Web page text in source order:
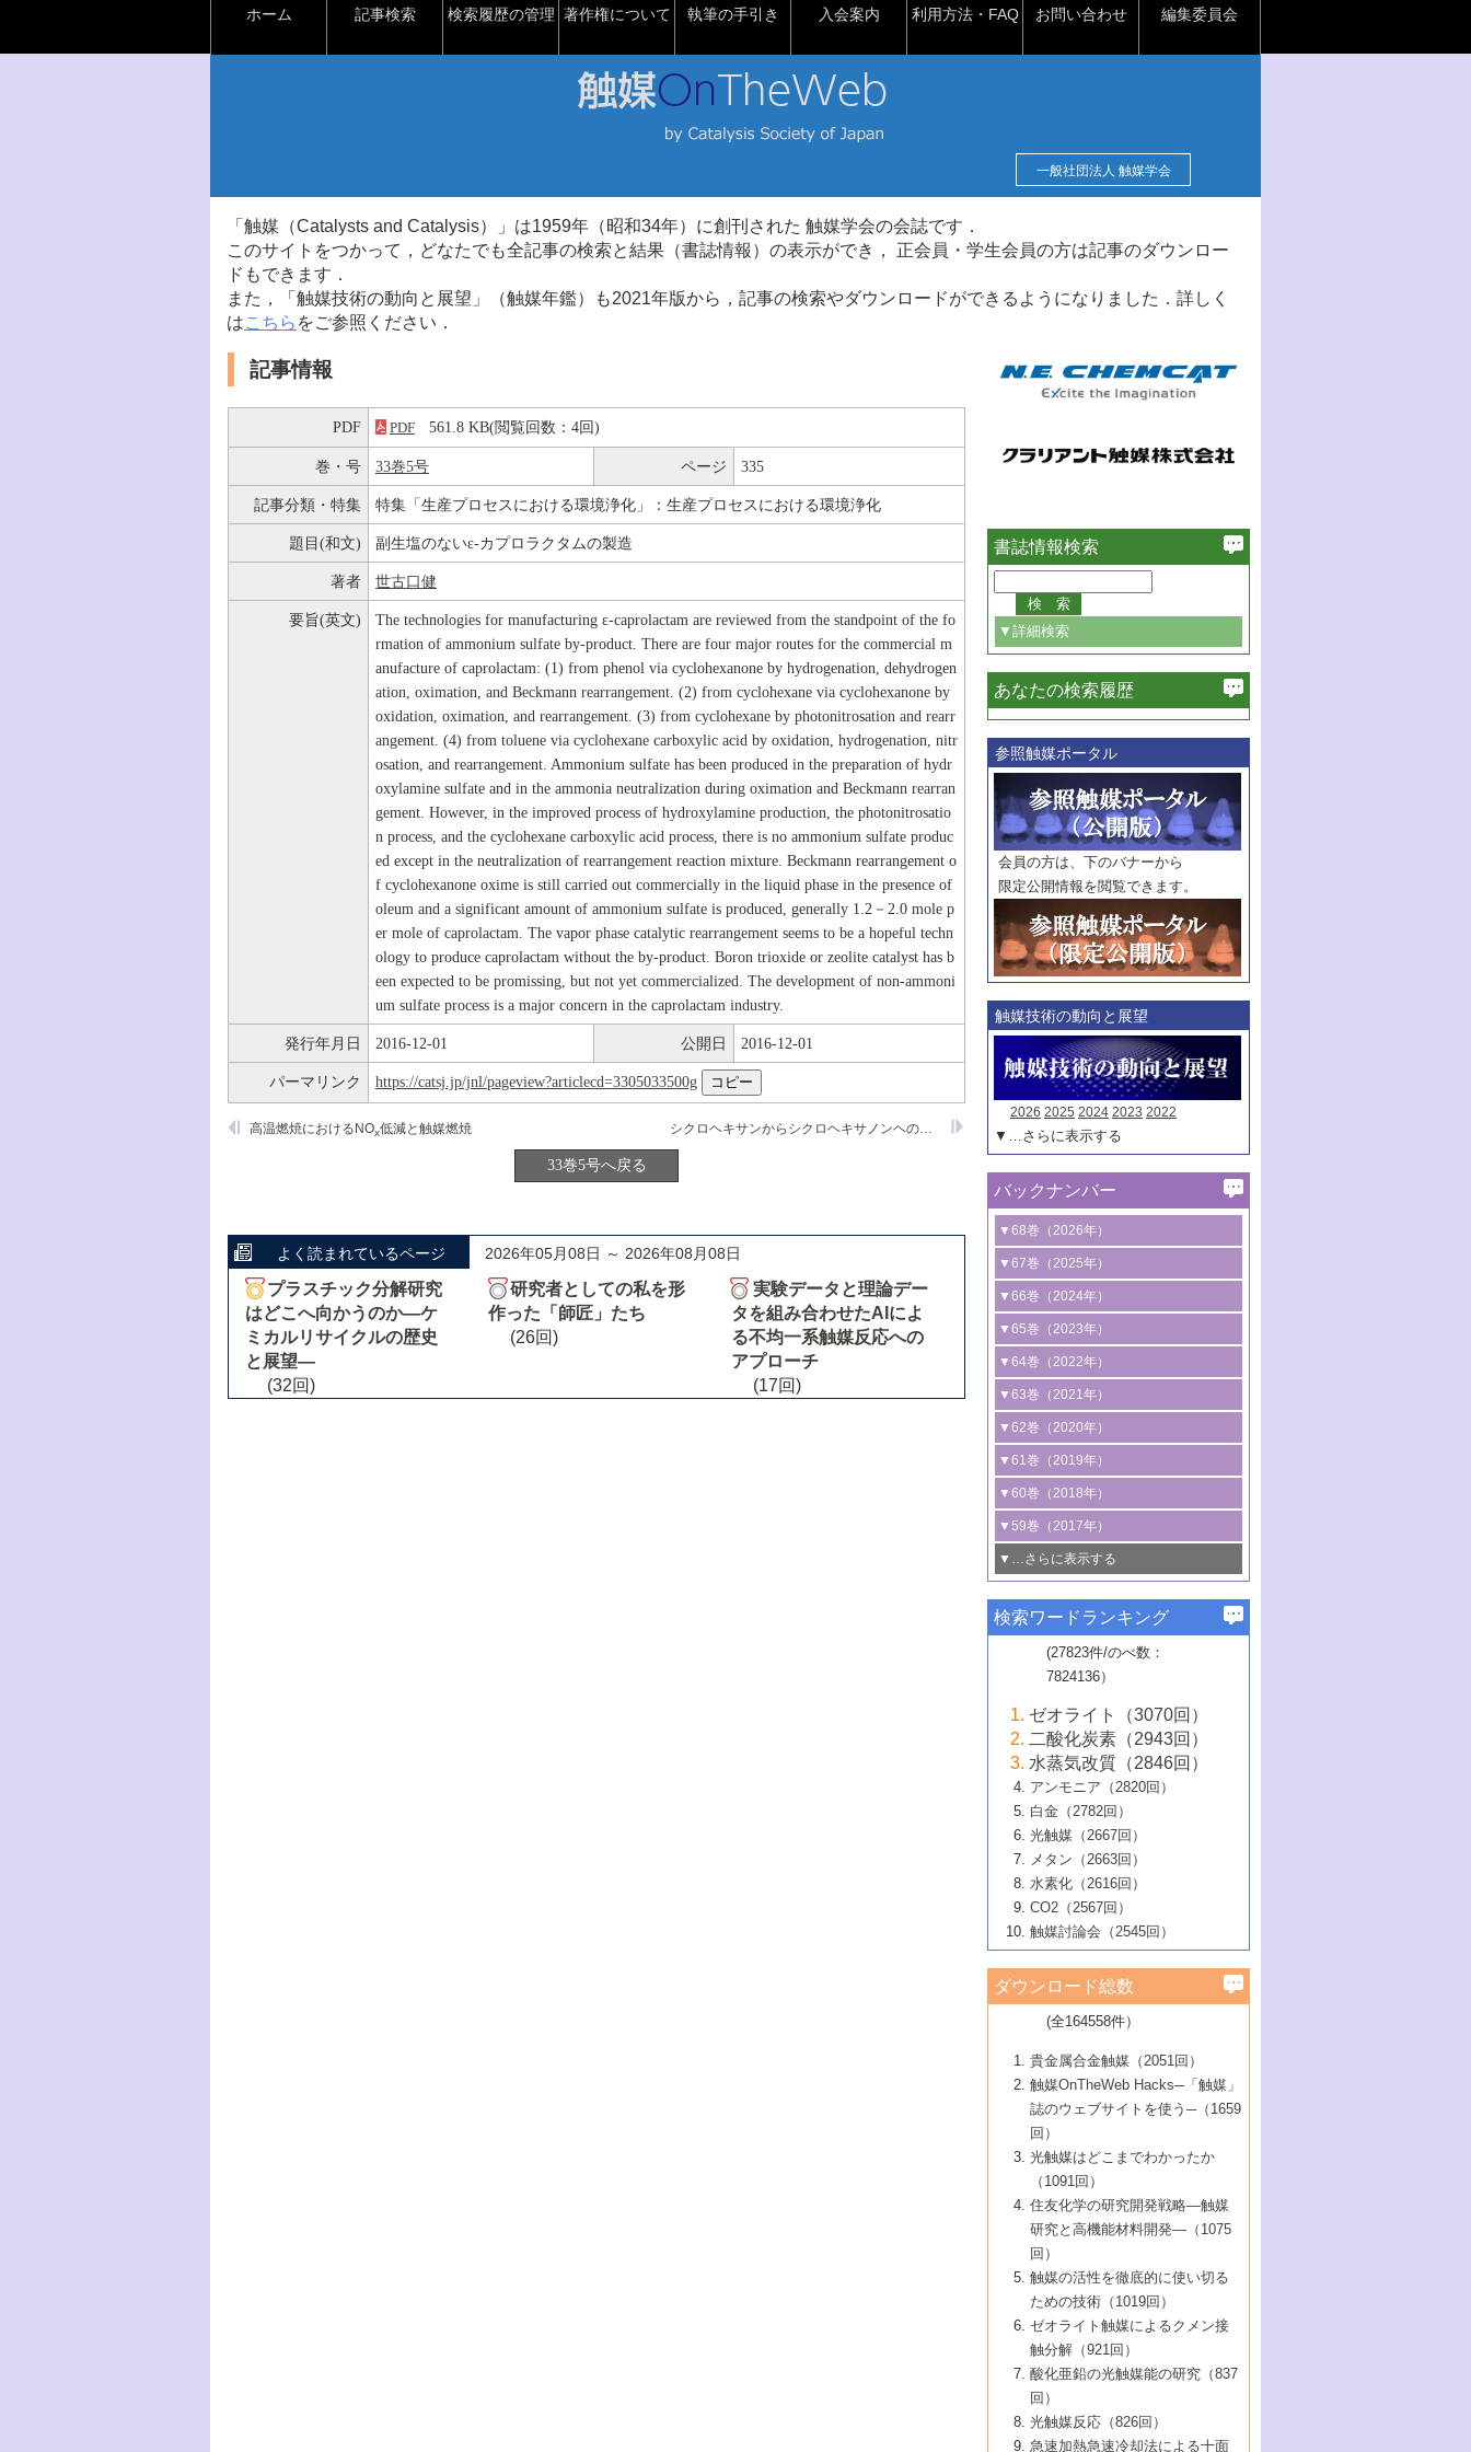
ホーム 記事検索 検索履歴の管理 著作権について 執筆の手引き 入会案内 利用方法・FAQ お問い合わせ 編集委員会
一般社団法人 触媒学会
「触媒（Catalysts and Catalysis）」は1959年（昭和34年）に創刊された 触媒学会の会誌です．
このサイトをつかって，どなたでも全記事の検索と結果（書誌情報）の表示ができ， 正会員・学生会員の方は記事のダウンロー
ドもできます．
また，「触媒技術の動向と展望」（触媒年鑑）も2021年版から，記事の検索やダウンロードができるようになりました．詳しく
はこちら をご参照ください．
記事情報
PDF PDF 561.8 KB(閲覧回数：4回)
巻・号 33巻5号 ページ 335
記事分類・特集 特集「生産プロセスにおける環境浄化」：生産プロセスにおける環境浄化
題目(和文) 副生塩のないε-カプロラクタムの製造
著者 世古口健
要旨(英文)
The technologies for manufacturing ε-caprolactam are reviewed from the standpoint of the fo
rmation of ammonium sulfate by-product. There are four major routes for the commercial m
anufacture of caprolactam: (1) from phenol via cyclohexanone by hydrogenation, dehydrogen
ation, oximation, and Beckmann rearrangement. (2) from cyclohexane via cyclohexanone by
oxidation, oximation, and rearrangement. (3) from cyclohexane by photonitrosation and rearr
angement. (4) from toluene via cyclohexane carboxylic acid by oxidation, hydrogenation, nitr
osation, and rearrangement. Ammonium sulfate has been produced in the preparation of hydr
oxylamine sulfate and in the ammonia neutralization during oximation and Beckmann rearran
gement. However, in the improved process of hydroxylamine production, the photonitrosatio
n process, and the cyclohexane carboxylic acid process, there is no ammonium sulfate produc
ed except in the neutralization of rearrangement reaction mixture. Beckmann rearrangement o
f cyclohexanone oxime is still carried out commercially in the liquid phase in the presence of
oleum and a significant amount of ammonium sulfate is produced, generally 1.2－2.0 mole p
er mole of caprolactam. The vapor phase catalytic rearrangement seems to be a hopeful techn
ology to produce caprolactam without the by-product. Boron trioxide or zeolite catalyst has b
een expected to be promissing, but not yet commercialized. The development of non-ammoni
um sulfate process is a major concern in the caprolactam industry.
発行年月日 2016-12-01 公開日 2016-12-01
パーマリンク https://catsj.jp/jnl/pageview?articlecd=3305033500g
シクロヘキサンからシクロヘキサノンヘの酸化プロセス
高温燃焼におけるNOx低減と触媒燃焼
33巻5号へ戻る
よく読まれているページ 2026年05月08日 ～ 2026年08月08日
プラスチック分解研究
はどこへ向かうのか―ケ
ミカルリサイクルの歴史
と展望―
(32回)
研究者としての私を形
作った「師匠」たち
(26回)
実験データと理論デー
タを組み合わせたAIによ
る不均一系触媒反応への
アプローチ
(17回)
書誌情報検索
▼詳細検索
必ず含む
巻・号指定
巻
号
範囲指定
巻
号～
巻
号
触媒年鑑
年度
記事種別
マーク：
マークあり
あなたの検索履歴
参照触媒ポータル
会員の方は、下のバナーから
限定公開情報を閲覧できます。
触媒技術の動向と展望
2026 2025 2024 2023 2022
▼…さらに表示する
バックナンバー
▼68巻（2026年）
1号 過酸化水素合成に関する研究動向
2号 コンピューター技術により加速する
触媒開発
3号 有機分子変換やCO 資源化のための
光触媒に関する最近の研究
B号 第137回触媒討論会（2026年）
▼67巻（2025年）
1号 CO
水素化によるグリーン燃料/グリ
ーンケミカル製造
2号 水素製造のための水分解技術に関す
る最近の研究
3号 オレフィン系樹脂の精密合成に関す
る最新技術
4号 アルコール類の効率的変換を実現す
る非貴金属触媒の研究動向
5号 ゼオライトの合成と応用における研
究動向
6号 ヘテロ接合界面
B号 第135回触媒討論会（2025年）
▼66巻（2024年）
1号 低次元ナノ構造を有する触媒材料
2号 規制反応場を活用した固体触媒研究
の新展開
3号 未踏分子変換を目指した酸化触媒プ
ロセスの最前線
4号 シンクロトロン放射光および中性子
線を利用した触媒解析技術の最先端
5号 単原子触媒
6号 参照触媒委員会からのお知らせ
B号 第133回触媒討論会（2023年）
▼65巻（2023年）
1号 炭素が関わる触媒機能
2号 プラスチックケミカルリサイクルの
ための触媒技術
3号 非酸化物系金属化合物を基盤とした
触媒材料の開発
4号 格子酸素・格子酸素欠陥を利用した
触媒反応
5号 生体触媒によるエネルギー変換反応
6号 窒素とリンの循環のための触媒・機
能性材料
▼64巻（2022年）
1号 合成ガス製造とCOを用いるケミカル
ズ合成の最新動向
2号 化学品合成のための合金触媒開発
3号 CO の排出削減および有効活用のた
めの触媒技術
4号 若手による情報発信企画～とびたて
若き触媒の研究者たち～（1）
若き触媒の研究者たち～（2）
6号 石油のノーブル・ユースを志向した
触媒技術
大学：オンライン・対面開催）
▼63巻（2021年）
1号 金触媒の新展開
2号 ペロブスカイト
3号 特殊反応場を利用した触媒的分子変
換反応
4号 多孔質材料を用いた触媒の新展開
5号 情報学的手法を用いた触媒開発
6号 カーボンニュートラルに向けた電解
技術
B号 第127回触媒討論会（2021年・オン
ライン開催(Zoom)のみ）
▼62巻（2020年）
1号 触媒設計を拓く欠陥構造のキャラク
タリゼーション
2号 機能化学品製造に資するクリーンな
触媒的酸化反応
3号 水処理のための触媒化学
4号 光触媒を用いた水分解の最新の研究
動向
5号 次世代の触媒プロセスを支えるマイ
6号 メタン転換技術の最新動向
B号 第125回触媒討論会（2020年・工学
院大学）
▼61巻（2019年）
1号 物質移動制御に着目した触媒プロセ
ス開発
2号 CO2 フリー水素サプライチェーンに
関わる触媒開発動向
3号 精密高分子合成に関する最近の研究
動向
4号 バイオマス化成品製造のための触媒
5号 固体触媒による含窒素有機化合物変
換の最前線
6号 貴金属使用量低減に向けた自動車排
ガス浄化触媒の開発
B号 第123回触媒討論会（2019年・大阪
▼60巻（2018年）
1号 固体酸触媒の最新の研究動向
2号 二酸化炭素からの有用化学品合成
3号 ナノ粒子・クラスター触媒の最前線
4号 60周年記念企画
5号 進化するゼオライト合成技術
6号 非貴金属系触媒における電気化学的
B号 第121回触媒討論会（2018年・東京
大学）
▼59巻（2017年）
1号 いたるところに，触媒
最先端技術
3号 無機分離膜材料の開発と触媒反応プ
ロセスへの適用
5号 水素のふるまいを解き明かす最先端
研究
6号 低級アルカンの有効利用のための触
媒技術
B号 第119回触媒討論会（2017年・首都
大学東京）
▼…さらに表示する
1号 ユニークな構造の高分子を生み出す触
2号 リグニンからの化成品製造に向けた触
媒技術
3号 触媒研究の最先端～とびたて若き研究
者たち～（1）
4号 触媒研究の最先端～とびたて若き研究
者たち～（2）
5号 触媒研究の最先端～とびたて若き研究
者たち～（3）
6号 イオニクス材料と燃料電池・電解合成
の最新の研究動向
B号 第117回触媒討論会（2016年・大阪府
立大学）
▼57巻（2015年）
1号 水素キャリアにかかわる触媒技術の新
2号 石油精製用触媒の最近の進展
3号 固体酸化物形燃料電池（SOFC）におけ
るアノード触媒上での燃料直接改質技術
4号 コアシェル構造の制御による触媒機能
5号 工業触媒およびその周辺技術の最近の
進歩
6号 ナノシート
B号 第115回触媒討論会（2015年・成蹊大
▼56巻（2014年）
2号 光触媒反応機構に関する最新の研究動
向
開発動向
4号 人工光合成に向けた近年のアプローチ
5号 未利用熱エネルギーの有効活用に貢献
する触媒技術
6号 ポリオキソメタレート
B号 第113回触媒討論会（2014年・ロワジ
ールホテル豊橋）
1号 高耐久性燃料電池システム用触媒にお
ける新展開
2号 リビングラジカル重合の最近の動向
3号 天然ガスの化学工業的展開に関する触
媒技術
4号 貴金属触媒の精密構造制御とその活用
5号 バイオマス化成品製造のための固体触
6号 ナノ空間─吸着状態解析から新機能開拓
B号 第111回触媒討論会（2013年・関西大
▼54巻（2012年）
1号 規則性多孔体の利用技術における最近
の進歩
2号 第109回触媒討論会
3号 貴金属低減技術の最新動向
4号 貴金属代替技術の最新動向
5号 光触媒による物質変換反応の新展開
6号 グラフェン
7号 水素を利用する化成品合成の新潮流
▼53巻（2011年）
1号 金属学から見る合金触媒の新展開
2号 第107回触媒討論会
3号 触媒のその場観察法の進歩（１）
4号 触媒のその場観察法の進歩（２）
5号 不活性結合の触媒的活性化による有機
合成
6号 新しい固体酸触媒技術
7号 ゼオライト合成における最近の進歩
▼52巻（2010年）
1号 触媒の劣化対策と長寿命触媒開発
2号 第105回触媒討論会
3号 ナノ構造が拓く新機能
4号 活性サイトおよびその環境の精密な設
計による触媒の高機能化
5号 触媒を有効に使うための技術
7号 有機分子触媒による精密有機合成
8号 高機能化ポリオレフィンに向けた重合
触媒の最近の進展
1号 炭素材料－熱い注目を集める材料－
2号 第103回触媒討論会
3号 環境浄化用光触媒の現状と課題
4号 水素社会の実現に向けた水素製造・貯
蔵技術の進歩
5号 CO2が関わる触媒・材料
7号 持続可能社会実現のための触媒および
触媒関連技術
▼50巻（2008年）
1号 触媒化学と学会のこの10年，半世紀，
そして未来
2号 第101回触媒討論会
4号 錯体を利用したユニークな表面構造の
構築と機能
5号 若手会員による触媒研究の未来展望1：
企業編
6号 第102回触媒討論会
7号 触媒・化学反応における計算化学の進
8号 若手研究者による触媒研究の未来展望
2：大学・研究所編
▼49巻（2007年）
1号 含フッ素化合物の合成と触媒
2号 第99回触媒討論会
3号 実用的ファインケミカル合成プロセス
を実現する触媒
5号 こんな物質，あんな物質―新たな触媒
の可能性―
7号 『結晶の化学』を活かした触媒研究
8号 イオン液体の応用
▼48巻（2006年）
1号 固体酸触媒の最近の進歩
2号 第97回触媒討論会
3号 リビング重合触媒の最近の展開
5号 水素製造・貯蔵のための触媒技術の新
しい展開
6号 第98回触媒討論会
7号 基礎化学品製造の触媒技術
8号 多機能型リアクター
1号 最近の触媒担体とその効果
2号 第95回触媒討論会
4号 水分解用光触媒材料
5号 時間分解分光の進歩と応用
6号 第96回触媒討論会
8号 超臨界流体を用いた化学プロセスの新
▼46巻（2004年）
1号 部分酸化反応触媒の最前線
2号 第93回触媒討論会
3号 特殊エネルギー場の触媒反応
4号 生体内における金属の触媒作用
5号 ファインケミカルズの展開に寄与する
6号 第94回触媒討論会
7号 サブナノレベルでみた新しい表面現象
8号 オレフィン重合触媒の新たな展
▼45巻（2003年）
1号 なぜこの触媒が良いのか？
2号 第91回触媒討論会
3号 最近の自動車排ガス処理技術
4号 触媒研究の現状と将来─第90回触媒討論
5号 基礎化学品製造の触媒技術
6号 第92回触媒討論会
7号 基礎化学品製造の触媒技術
8号 資源の循環と触媒技術
▼44巻（2002年）
1号 高次制御された触媒の化学
2号 第89回触媒討論会
3号 触媒を利用した電気化学の新展開
4号 ナノ材料の調製と機能化
5号 こんな触媒が欲しい
6号 第90回触媒討論会
7号 触媒研究と学術雑誌/情報
8号 若い世代からみた触媒化学の現状と未
▼43巻（2001年）
1号 グリーンケミストリーと触媒
2号 第87回触媒討論会特集号
3号 生体触媒とバイオプロセス
4号 水素製造・利用の触媒化学
5号 触媒研究における新しい切り口：コン
ビナトリアルケミストリー
6号 第88回触媒討論会特集号
7号 企業における触媒研究のブレークスル
8号 この材料を触媒として使ってみません
▼42巻（2000年）
1号 触媒反応工学の明日を拓く
2号 第85回触媒討論会
3号 反応ダイナミクス
5号 触媒のおもしろさをどのように伝える
6号 第86回触媒討論会
7号 水素化精製触媒の新しい展開
8号 新しい反応性と機能性を目指した金属
クラスタ-化学
▼41巻（1999年）
1号 孔、穴、あな?-特異な空間とその利用-
2号 第83回触媒討論会
3号 均一系触媒反応最前線
4号 実用炭素材料の新展開
5号 研究の方法論を考える
7号 機能性金属材料と触媒
8号 触媒研究へのNMRの応用と展望
▼40巻（1998年）
進展と21世紀への提言/創立40周年記念・触
媒学会この10年の歩みとこれから/創立40周
2号 第81回触媒討論会
3号 計算機触媒化学へのさそい
4号 触媒劣化の制御と予測
5号 最新の実用プロセスと触媒
6号 第82回触媒討論会
1号 均一系と不均一系触媒反応-その特徴と
接点
2号 第79回触媒討論会
3号 最新NO除去触媒の実用化研究
4号 新しい反応場を目指した触媒調製
5号 反応・分離技術の新しい展開
6号 第80回触媒討論会
▼38巻（1996年）
1号 触媒の構造と触媒作用/C1化学を中心と
する21世紀への触媒
3号 オリンピックメダル:金・銀・銅はどん
な触媒作用を示すか
4号 触媒作用における機能の複合化
▼37巻（1995年）
1号 ファインケミカルズと固体触媒
2号 第75回触媒討論会
3号 希土類を利用した触媒
4号 触媒とリサイクル
5号 エネルギー変換触媒
▼36巻（1994年）
1号 電気化学と触媒
2号 第73回触媒討論会
3号 C4化学の展開
4号 《通常号》
▼35巻（1993年）
1号 工業触媒開発マニュアル―探索から工
業化まで
2号 第71回触媒討論会
▼34巻（1992年）
1号 インパクトを与えたこの研究
2号 第69回触媒討論会
▼33巻（1991年）
1号 触媒プロセス開発マニュアル―探索か
▼32巻（1990年）
検索ワードランキング
(27823件/のべ数：
7824136）
ゼオライト（3070回）
二酸化炭素（2943回）
水蒸気改質（2846回）
アンモニア（2820回）
白金（2782回）
光触媒（2667回）
メタン（2663回）
水素化（2616回）
CO2（2567回）
触媒討論会（2545回）
ダウンロード総数
(全164558件）
貴金属合金触媒（2051回）
触媒OnTheWeb Hacks─「触媒」
誌のウェブサイトを使う─（1659
回）
光触媒はどこまでわかったか
（1091回）
住友化学の研究開発戦略―触媒
研究と高機能材料開発―（1075
回）
触媒の活性を徹底的に使い切る
ための技術（1019回）
ゼオライト触媒によるクメン接
触分解（921回）
酸化亜鉛の光触媒能の研究（837
回）
光触媒反応（826回）
急速加熱急速冷却法による十面